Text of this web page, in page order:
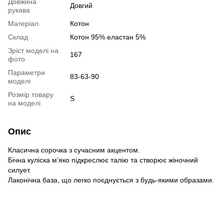
Довжина
рукава
Довгий
Матеріал
Котон
Склад
Котон 95% еластан 5%
Зріст моделі на
фото
167
Параметри
моделі
83-63-90
Розмір товару
на моделі
S
Опис
Класична сорочка з сучасним акцентом.
Бічна куліска м’яко підкреслює талію та створює жіночний
силует.
Лаконічна база, що легко поєднується з будь-якими образами.